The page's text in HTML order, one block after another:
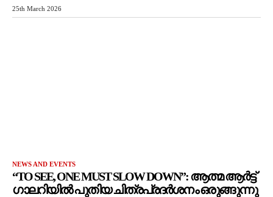
25th March 2026
NEWS AND EVENTS
“TO SEE, ONE MUST SLOW DOWN”: ആത്മ ആർട്ട്
ഗാലറിയിൽ പുതിയ ചിത്രപ്രദർശനം ഒരുങ്ങുന്നു